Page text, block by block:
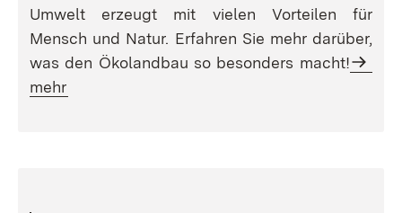
Umwelt erzeugt mit vielen Vorteilen für
Mensch und Natur. Erfahren Sie mehr darüber,
was den Ökolandbau so besonders macht!
mehr